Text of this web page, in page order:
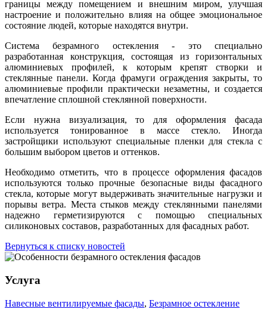
границы между помещением и внешним миром, улучшая
настроение и положительно влияя на общее эмоциональное
состояние людей, которые находятся внутри.
Система безрамного остекления - это специально
разработанная конструкция, состоящая из горизонтальных
алюминиевых профилей, к которым крепят створки и
стеклянные панели. Когда фрамуги ограждения закрыты, то
алюминиевые профили практически незаметны, и создается
впечатление сплошной стеклянной поверхности.
Если нужна визуализация, то для оформления фасада
используется тонированное в массе стекло. Иногда
застройщики используют специальные пленки для стекла с
большим выбором цветов и оттенков.
Необходимо отметить, что в процессе оформления фасадов
используются только прочные безопасные виды фасадного
стекла, которые могут выдерживать значительные нагрузки и
порывы ветра. Места стыков между стеклянными панелями
надежно герметизируются с помощью специальных
силиконовых составов, разработанных для фасадных работ.
Вернуться к списку новостей
Услуга
Навесные вентилируемые фасады, Безрамное остекление